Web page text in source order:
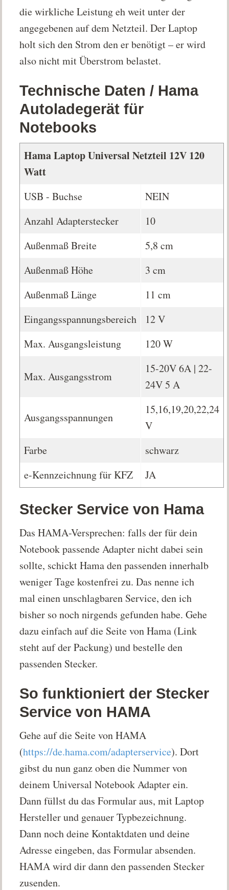
die wirkliche Leistung eh weit unter der
angegebenen auf dem Netzteil. Der Laptop
holt sich den Strom den er benötigt – er wird
also nicht mit Überstrom belastet.
Technische Daten / Hama
Autoladegerät für
Notebooks
Hama Laptop Universal Netzteil 12V 120
Watt
USB - Buchse
NEIN
Anzahl Adapterstecker
10
Außenmaß Breite
5,8 cm
Außenmaß Höhe
3 cm
Außenmaß Länge
11 cm
Eingangsspannungsbereich
12 V
Max. Ausgangsleistung
120 W
Max. Ausgangsstrom
15-20V 6A | 22-
24V 5 A
Ausgangsspannungen
15,16,19,20,22,24
V
Farbe
schwarz
e-Kennzeichnung für KFZ
JA
Stecker Service von Hama
Das HAMA-Versprechen: falls der für dein
Notebook passende Adapter nicht dabei sein
sollte, schickt Hama den passenden innerhalb
weniger Tage kostenfrei zu. Das nenne ich
mal einen unschlagbaren Service, den ich
bisher so noch nirgends gefunden habe. Gehe
dazu einfach auf die Seite von Hama (Link
steht auf der Packung) und bestelle den
passenden Stecker.
So funktioniert der Stecker
Service von HAMA
Gehe auf die Seite von HAMA
(https://de.hama.com/adapterservice). Dort
gibst du nun ganz oben die Nummer von
deinem Universal Notebook Adapter ein.
Dann füllst du das Formular aus, mit Laptop
Hersteller und genauer Typbezeichnung.
Dann noch deine Kontaktdaten und deine
Adresse eingeben, das Formular absenden.
HAMA wird dir dann den passenden Stecker
zusenden.